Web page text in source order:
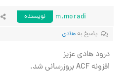
m.moradi
نویسنده
پاسخ بههادی
درود هادی عزیز
افزونه ACF بروزرسانی شد.